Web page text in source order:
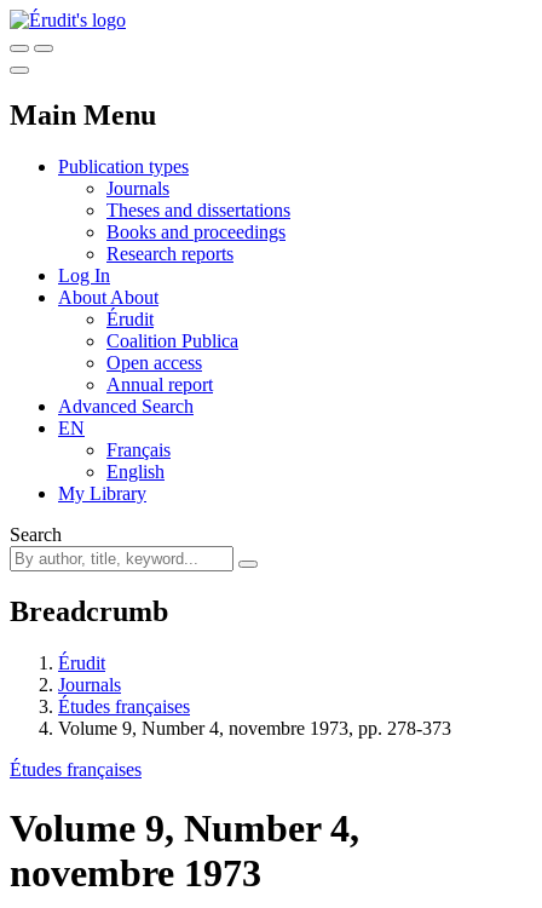
Main Menu
Publication types
Journals
Theses and dissertations
Books and proceedings
Research reports
Log In
About About
Érudit
Coalition Publica
Open access
Annual report
Advanced Search
EN
Français
English
My Library
Search
Breadcrumb
Érudit
Journals
Études françaises
Volume 9, Number 4, novembre 1973, pp. 278-373
Études françaises
Volume 9, Number 4,
novembre 1973